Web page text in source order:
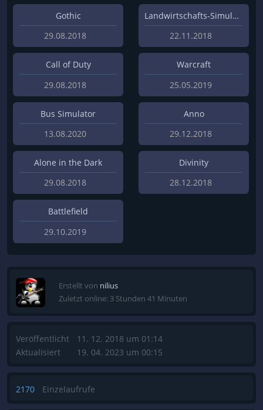
Gothic
29.08.2018
Landwirtschafts-Simulator
22.11.2018
Call of Duty
29.08.2018
Warcraft
25.05.2019
Bus Simulator
13.08.2020
Anno
29.12.2018
Alone in the Dark
29.08.2018
Divinity
28.12.2018
Battlefield
29.10.2019
Erstellt von nilius
Zuletzt online: 3 Stunden 41 Minuten
Veröffentlicht
Aktualisiert
11. 12. 2018 um 01:14
19. 04. 2023 um 00:15
2170 Einzelaufrufe